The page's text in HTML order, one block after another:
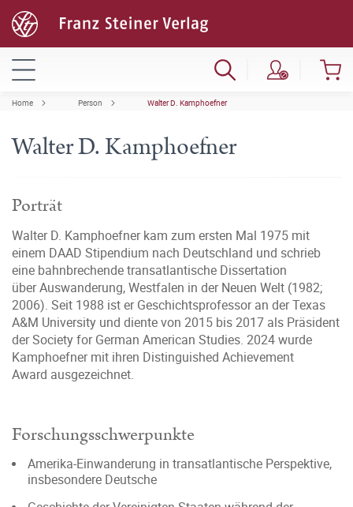
Home Person Walter D. Kamphoefner
Walter D. Kamphoefner
Porträt
Walter D. Kamphoefner kam zum ersten Mal 1975 mit
einem DAAD Stipendium nach Deutschland und schrieb
eine bahnbrechende transatlantische Dissertation
über Auswanderung, Westfalen in der Neuen Welt (1982;
2006). Seit 1988 ist er Geschichtsprofessor an der Texas
A&M University und diente von 2015 bis 2017 als Präsident
der Society for German American Studies. 2024 wurde
Kamphoefner mit ihren Distinguished Achievement
Award ausgezeichnet.
Forschungsschwerpunkte
Amerika-Einwanderung in transatlantische Perspektive,
insbesondere Deutsche